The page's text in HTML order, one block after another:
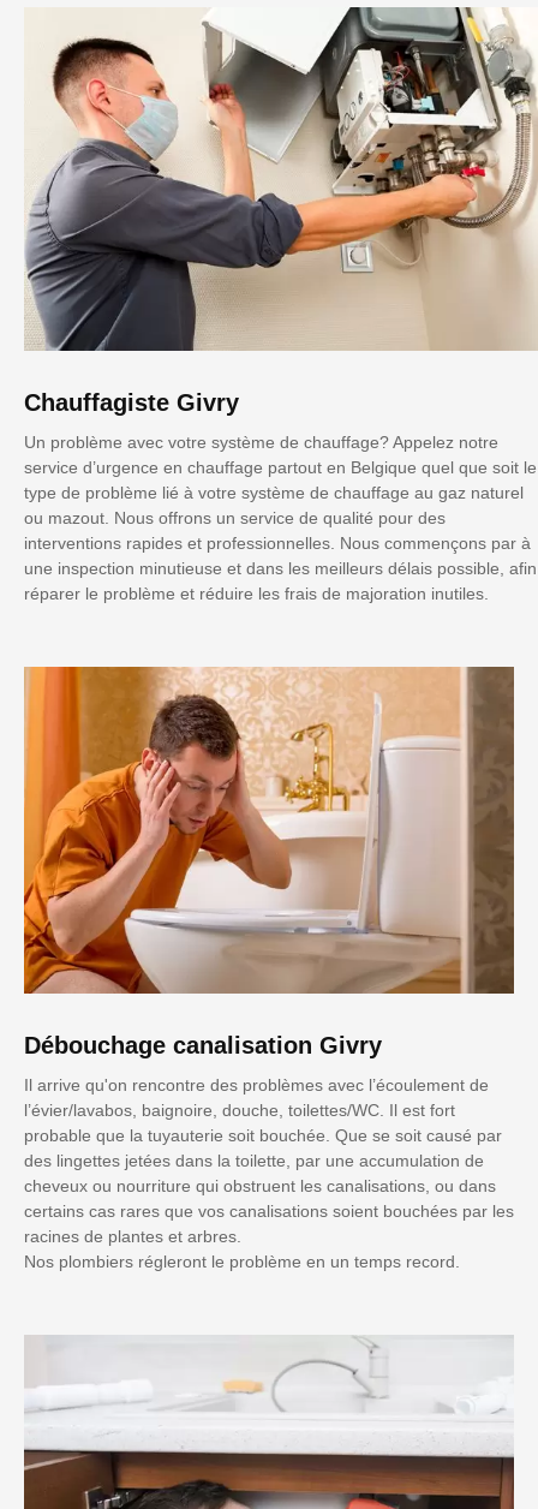
Chauffagiste Givry
Un problème avec votre système de chauffage? Appelez notre
service d’urgence en chauffage partout en Belgique quel que soit le
type de problème lié à votre système de chauffage au gaz naturel
ou mazout. Nous offrons un service de qualité pour des
interventions rapides et professionnelles. Nous commençons par à
une inspection minutieuse et dans les meilleurs délais possible, afin
réparer le problème et réduire les frais de majoration inutiles.
Débouchage canalisation Givry
Il arrive qu'on rencontre des problèmes avec l’écoulement de
l’évier/lavabos, baignoire, douche, toilettes/WC. Il est fort
probable que la tuyauterie soit bouchée. Que se soit causé par
des lingettes jetées dans la toilette, par une accumulation de
cheveux ou nourriture qui obstruent les canalisations, ou dans
certains cas rares que vos canalisations soient bouchées par les
racines de plantes et arbres.
Nos plombiers régleront le problème en un temps record.